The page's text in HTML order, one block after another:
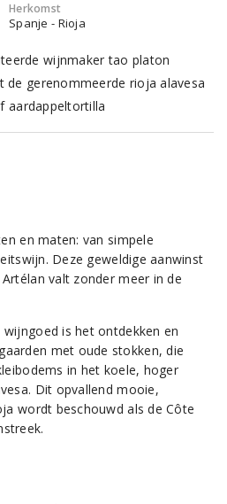
Herkomst
Spanje - Rioja
wijnmaker tao platon
de gerenommeerde rioja alavesa
aardappeltortilla
en maten: van simpele
Deze geweldige aanwinst
valt zonder meer in de
is het ontdekken en
met oude stokken, die
in het koele, hoger
Dit opvallend mooie,
wordt beschouwd als de Côte